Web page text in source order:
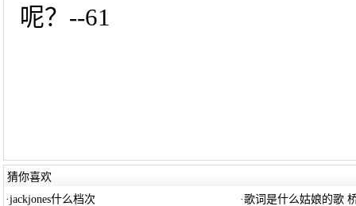
呢？--61
猜你喜欢
·jackjones什么档次 ·歌词是什么姑娘的歌